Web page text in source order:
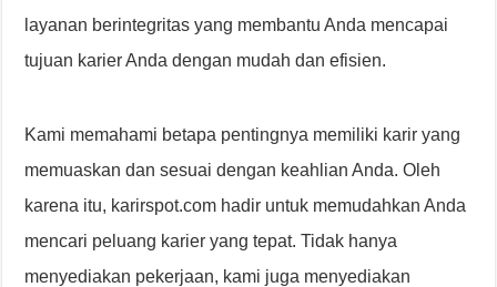
layanan berintegritas yang membantu Anda mencapai
tujuan karier Anda dengan mudah dan efisien.
Kami memahami betapa pentingnya memiliki karir yang
memuaskan dan sesuai dengan keahlian Anda. Oleh
karena itu, karirspot.com hadir untuk memudahkan Anda
mencari peluang karier yang tepat. Tidak hanya
menyediakan pekerjaan, kami juga menyediakan